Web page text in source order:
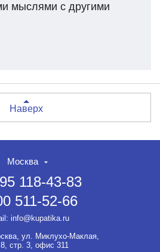
мыслями с другими
Наверх
Москва
118-43-83
511-52-66
info@kupatika.ru
ул. Миклухо-Маклая,
стр. 3, офис 311